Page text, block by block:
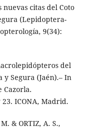
citas del Coto
(Lepidoptera-
9(34):
del
y Segura (Jaén).– In
Cazorla.
ICONA, Madrid.
M. & ORTIZ, A. S.,